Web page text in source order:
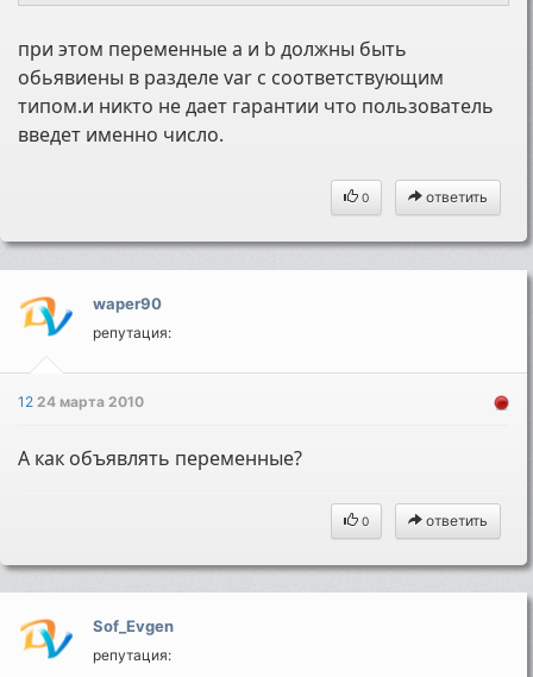
при этом переменные а и b должны быть
обьявиены в разделе var с соответствующим
типом.и никто не дает гарантии что пользователь
введет именно число.
0 ответить
waper90
репутация:
1224 марта 2010
А как объявлять переменные?
0 ответить
Sof_Evgen
репутация: